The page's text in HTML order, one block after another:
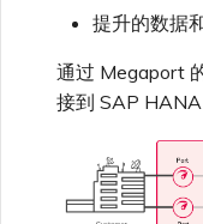
了解位置信息
位置 ID
服务开通方式
关闭 VXC 以进行故障转
终止 VXC
AWS 上的 Salesforce
Hyperforce
AWS 上的 Snowflake
Cloud 是否提供
如果我不在启用了
Cloud Peering 的机
怎么办？
Google MCR 连接
IBM Cloud Direct Link
Oracle MCR 连接
Versa SD-WAN
VMware SD-WAN
在 MCR 中使用 IPsec
MCR 路由管理
6WIND
Anapaya
Aruba SD-WAN
添加和修改用户
管理安全设置
MVE 定价与合约条款
下载账单
创建到 AWS 的 VXC
创建到 Azure 的 VXC
使用 Terraform MCP
Server（公开测试版）
Megaport Terraform
Provider 常见问题
Megaport Internet
创建 Juniper 私有连接
欧盟数字服务法
提升的数据
通过 Megaport
接到 SAP